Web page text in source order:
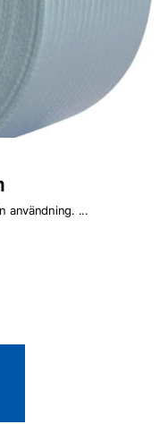
användning. ...